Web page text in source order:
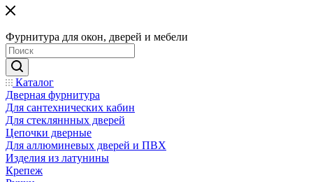
Фурнитура для окон, дверей и мебели
Каталог
Дверная фурнитура
Для сантехнических кабин
Для стекляннных дверей
Цепочки дверные
Для аллюминевых дверей и ПВХ
Изделия из латунины
Крепеж